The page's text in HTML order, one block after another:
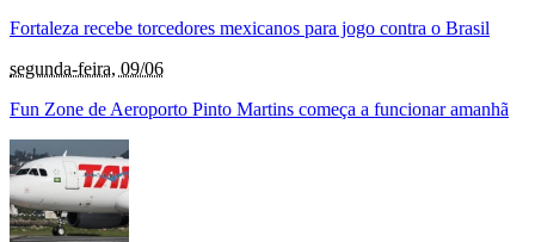
Fortaleza recebe torcedores mexicanos para jogo contra o Brasil
segunda-feira, 09/06
Fun Zone de Aeroporto Pinto Martins começa a funcionar amanhã